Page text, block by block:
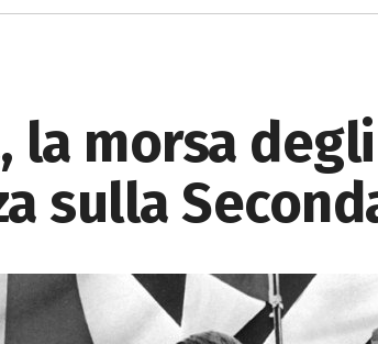
la morsa
sulla